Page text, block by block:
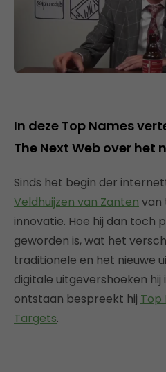
In deze Top Names
The Next Web over het
Sinds het begin der
Veldhuijzen van Zanten van
innovatie. Hoe hij dan toch
geworden is, wat het
traditionele en het nieuwe
digitale uitgevershoeken
ontstaan bespreekt hij Top
Targets.